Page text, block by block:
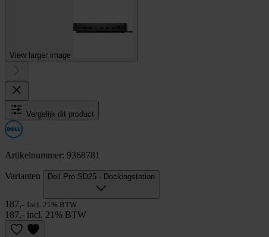
View larger image
Vergelijk dit product
Artikelnummer: 9368781
Varianten Dell Pro SD25 - Dockingstation
187,- Incl. 21% BTW
187,- incl. 21% BTW